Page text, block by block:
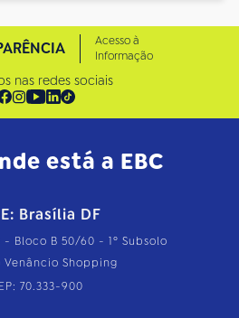
Acesso à
Informação
nas redes sociais
está a EBC
Brasília DF
- Bloco B 50/60 - 1º Subsolo
Shopping
70.333-900